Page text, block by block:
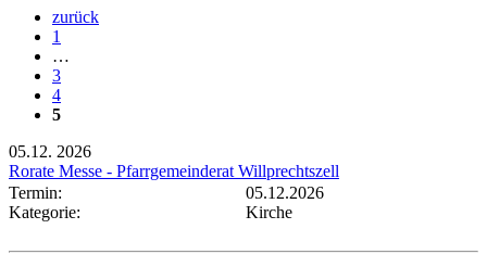
zurück
1
…
3
4
5
05.12. 2026
Rorate Messe - Pfarrgemeinderat Willprechtszell
Termin:
05.12.2026
Kategorie:
Kirche